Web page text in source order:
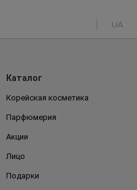
UA
Каталог
Корейская косметика
Парфюмерия
Акции
Лицо
Подарки